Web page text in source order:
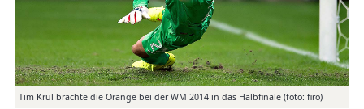
Tim Krul brachte die Orange bei der WM 2014 in das Halbfinale (foto: firo)